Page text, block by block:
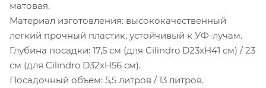
матовая.
Материал изготовления: высококачественный
легкий прочный пластик, устойчивый к УФ-лучам.
Глубина посадки: 17,5 см (для Cilindro D23xH41 см) / 23
см (для Cilindro D32xH56 см).
Посадочный объем: 5,5 литров / 13 литров.